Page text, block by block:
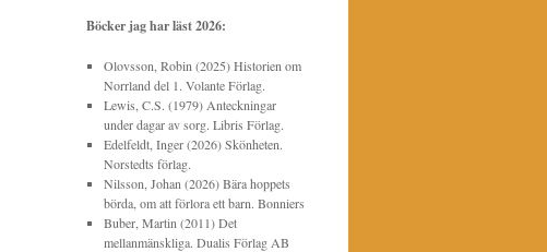
Böcker jag har läst2026:
Olovsson, Robin (2025) Historien om
Norrland del 1. Volante Förlag.
Lewis, C.S. (1979) Anteckningar
under dagar av sorg. Libris Förlag.
Edelfeldt, Inger (2026) Skönheten.
Norstedts förlag.
Nilsson, Johan (2026) Bära hoppets
börda, om att förlora ett barn. Bonniers
Buber, Martin (2011) Det
mellanmänskliga. Dualis Förlag AB